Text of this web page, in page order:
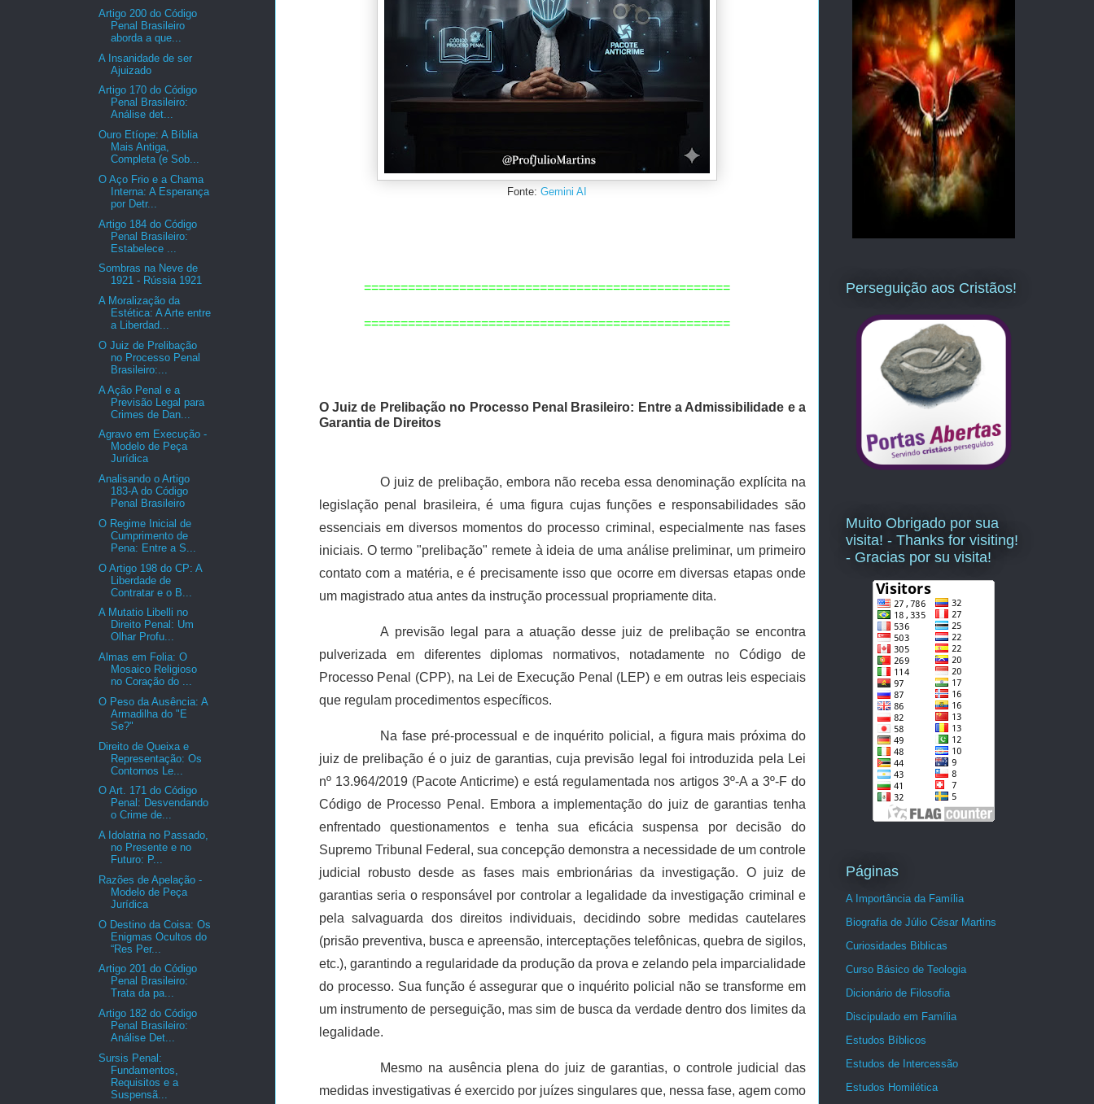
Fonte: Gemini AI
==================================================
==================================================
O Juiz de Prelibação no Processo Penal Brasileiro: Entre a Admissibilidade e a
Garantia de Direitos
O juiz de prelibação, embora não receba essa denominação explícita na
legislação penal brasileira, é uma figura cujas funções e responsabilidades são
essenciais em diversos momentos do processo criminal, especialmente nas fases
iniciais. O termo "prelibação" remete à ideia de uma análise preliminar, um primeiro
contato com a matéria, e é precisamente isso que ocorre em diversas etapas onde
um magistrado atua antes da instrução processual propriamente dita.
A previsão legal para a atuação desse juiz de prelibação se encontra
pulverizada em diferentes diplomas normativos, notadamente no Código de
Processo Penal (CPP), na Lei de Execução Penal (LEP) e em outras leis especiais
que regulam procedimentos específicos.
Na fase pré-processual e de inquérito policial, a figura mais próxima do
juiz de prelibação é o juiz de garantias, cuja previsão legal foi introduzida pela Lei
nº 13.964/2019 (Pacote Anticrime) e está regulamentada nos artigos 3º-A a 3º-F do
Código de Processo Penal. Embora a implementação do juiz de garantias tenha
enfrentado questionamentos e tenha sua eficácia suspensa por decisão do
Supremo Tribunal Federal, sua concepção demonstra a necessidade de um controle
judicial robusto desde as fases mais embrionárias da investigação. O juiz de
garantias seria o responsável por controlar a legalidade da investigação criminal e
pela salvaguarda dos direitos individuais, decidindo sobre medidas cautelares
(prisão preventiva, busca e apreensão, interceptações telefônicas, quebra de sigilos,
etc.), garantindo a regularidade da produção da prova e zelando pela imparcialidade
do processo. Sua função é assegurar que o inquérito policial não se transforme em
um instrumento de perseguição, mas sim de busca da verdade dentro dos limites da
legalidade.
Mesmo na ausência plena do juiz de garantias, o controle judicial das
medidas investigativas é exercido por juízes singulares que, nessa fase, agem como
Artigo 200 do Código
Penal Brasileiro
aborda a que...
A Insanidade de ser
Ajuizado
Artigo 170 do Código
Penal Brasileiro:
Análise det...
Ouro Etíope: A Bíblia
Mais Antiga,
Completa (e Sob...
O Aço Frio e a Chama
Interna: A Esperança
por Detr...
Artigo 184 do Código
Penal Brasileiro:
Estabelece ...
Sombras na Neve de
1921 - Rússia 1921
A Moralização da
Estética: A Arte entre
a Liberdad...
O Juiz de Prelibação
no Processo Penal
Brasileiro:...
A Ação Penal e a
Previsão Legal para
Crimes de Dan...
Agravo em Execução -
Modelo de Peça
Jurídica
Analisando o Artigo
183-A do Código
Penal Brasileiro
O Regime Inicial de
Cumprimento de
Pena: Entre a S...
O Artigo 198 do CP: A
Liberdade de
Contratar e o B...
A Mutatio Libelli no
Direito Penal: Um
Olhar Profu...
Almas em Folia: O
Mosaico Religioso
no Coração do ...
O Peso da Ausência: A
Armadilha do "E
Se?"
Direito de Queixa e
Representação: Os
Contornos Le...
O Art. 171 do Código
Penal: Desvendando
o Crime de...
A Idolatria no Passado,
no Presente e no
Futuro: P...
Razões de Apelação -
Modelo de Peça
Jurídica
O Destino da Coisa: Os
Enigmas Ocultos do
“Res Per...
Artigo 201 do Código
Penal Brasileiro:
Trata da pa...
Artigo 182 do Código
Penal Brasileiro:
Análise Det...
Sursis Penal:
Fundamentos,
Requisitos e a
Suspensã...
Perseguição aos Cristãos!
Muito Obrigado por sua
visita! - Thanks for visiting!
- Gracias por su visita!
Páginas
A Importância da Família
Biografia de Júlio César Martins
Curiosidades Biblicas
Curso Básico de Teologia
Dicionário de Filosofia
Discipulado em Família
Estudos Bíblicos
Estudos de Intercessão
Estudos Homilética